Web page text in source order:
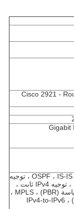
Cisco 2921 -
OSPF ، IS-IS ، BGP ، EIGRP ، DVMRP ، PIM-SM ، توجيه
IP ثابت ، IGMPv3 ، GRE ، PIM-SSM ، توجيه IPv4 ثابت ،
توجيه IPv6 ثابت ، توجيه قائم على السياسة (PBR) ، MPLS ،
إعادة توجيه الشحن ثنائي الاتجاه ( BFD) ، IPv4-to-IPv6